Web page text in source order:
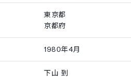
制への対応 変形労働時
ル制度への対応
機能
東京都
京都府
1980年4月
下山 到